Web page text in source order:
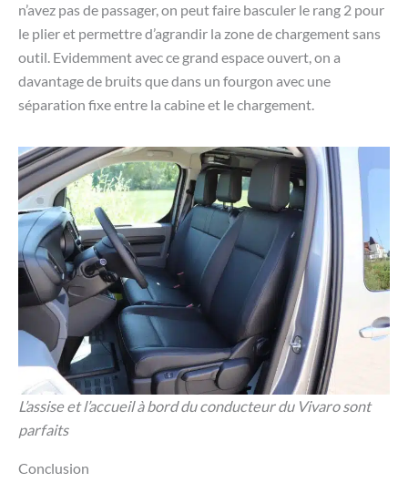
n’avez pas de passager, on peut faire basculer le rang 2 pour
le plier et permettre d’agrandir la zone de chargement sans
outil. Evidemment avec ce grand espace ouvert, on a
davantage de bruits que dans un fourgon avec une
séparation fixe entre la cabine et le chargement.
L’assise et l’accueil à bord du conducteur du Vivaro sont
parfaits
Conclusion